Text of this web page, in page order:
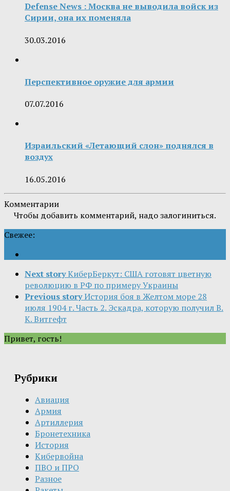
Defense News : Москва не выводила войск из
Сирии, она их поменяла
30.03.2016
Перспективное оружие для армии
07.07.2016
Израильский «Летающий слон» поднялся в
воздух
16.05.2016
Комментарии
Чтобы добавить комментарий, надо залогиниться.
Свежее:
Next storyКиберБеркут: США готовят цветную
революцию в РФ по примеру Украины
Previous storyИстория боя в Желтом море 28
июля 1904 г. Часть 2. Эскадра, которую получил В.
К. Витгефт
Привет, гость!
Рубрики
Авиация
Армия
Артиллерия
Бронетехника
История
Кибервойна
ПВО и ПРО
Разное